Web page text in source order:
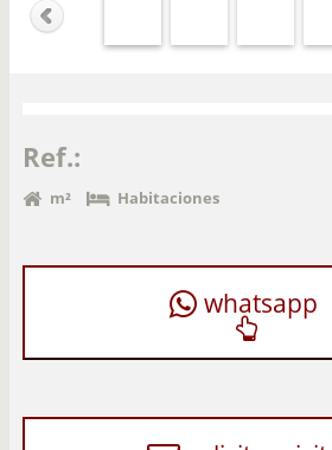
Ref.:
m² Habitaciones
whatsapp